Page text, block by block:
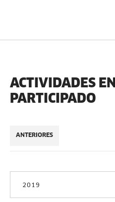
ACTIVIDADES
PARTICIPADO
ANTERIORES
2019